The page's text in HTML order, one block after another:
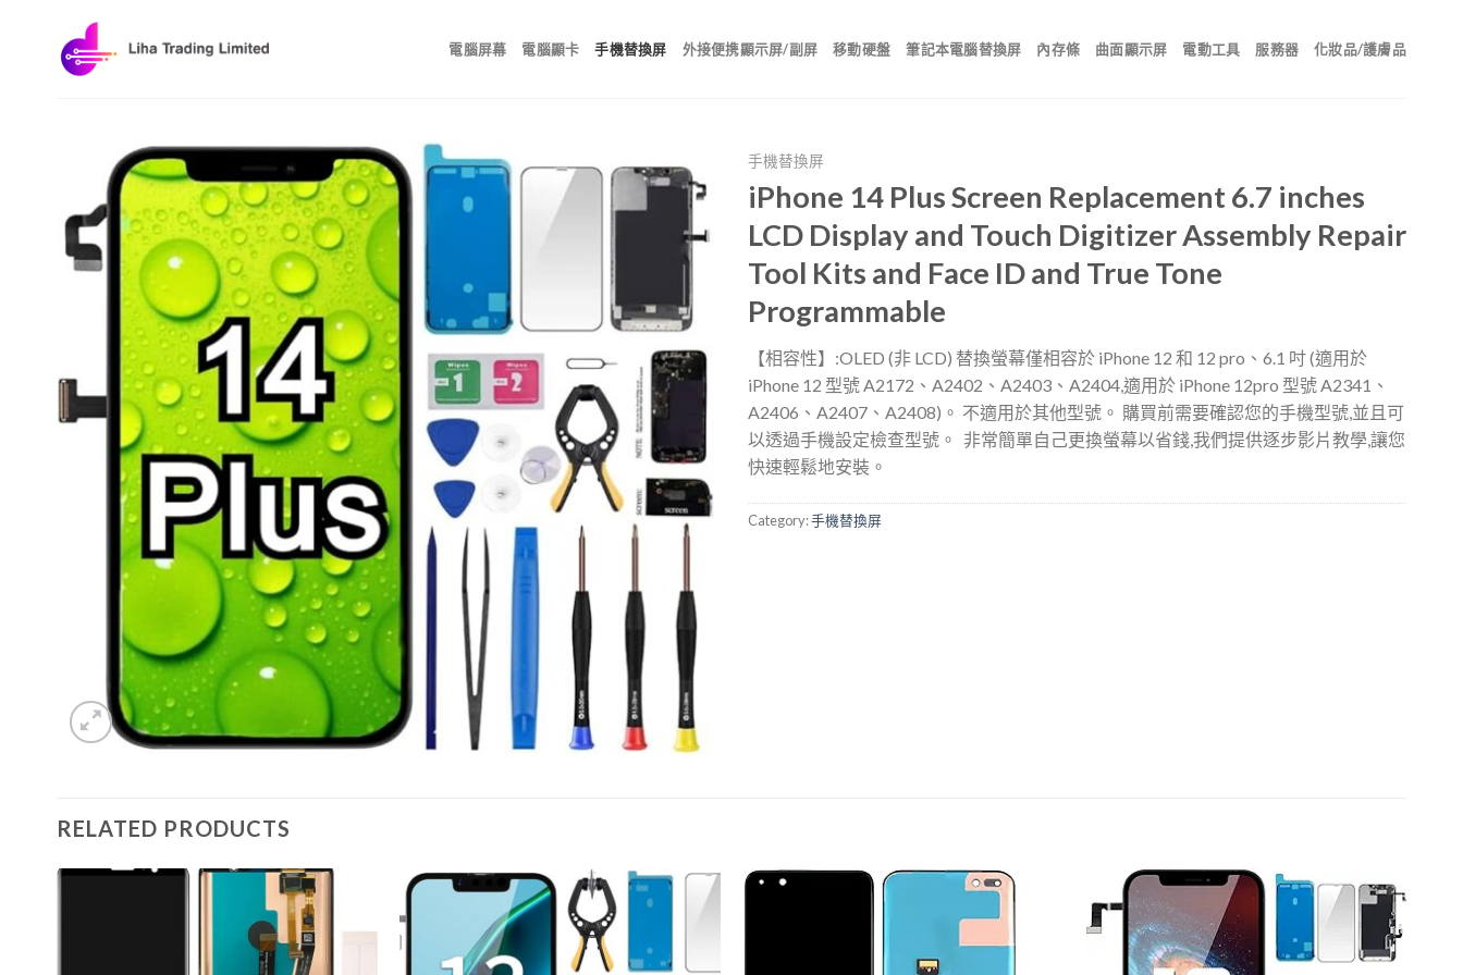
電腦屏幕 電腦顯卡 手機替換屏 外接便携顯示屏/副屏 移動硬盤 筆記本電腦替換屏 內存條 曲面顯示屏 電動工具 服務器 化妝品/護膚品
手機替換屏
iPhone 14 Plus Screen Replacement 6.7 inches
LCD Display and Touch Digitizer Assembly Repair
Tool Kits and Face ID and True Tone
Programmable
【相容性】:OLED (非 LCD) 替換螢幕僅相容於 iPhone 12 和 12 pro、6.1 吋 (適用於
iPhone 12 型號 A2172、A2402、A2403、A2404,適用於 iPhone 12pro 型號 A2341、
A2406、A2407、A2408)。 不適用於其他型號。 購買前需要確認您的手機型號,並且可
以透過手機設定檢查型號。 ​ 非常簡單自己更換螢幕以省錢,我們提供逐步影片教學,讓您
快速輕鬆地安裝。 ​
Category:手機替換屏
RELATED PRODUCTS